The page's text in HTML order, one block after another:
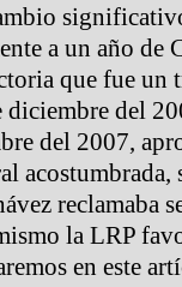
a un año de
que fue un
diciembre del
del 2007,
reclamaba
la LRP
en este